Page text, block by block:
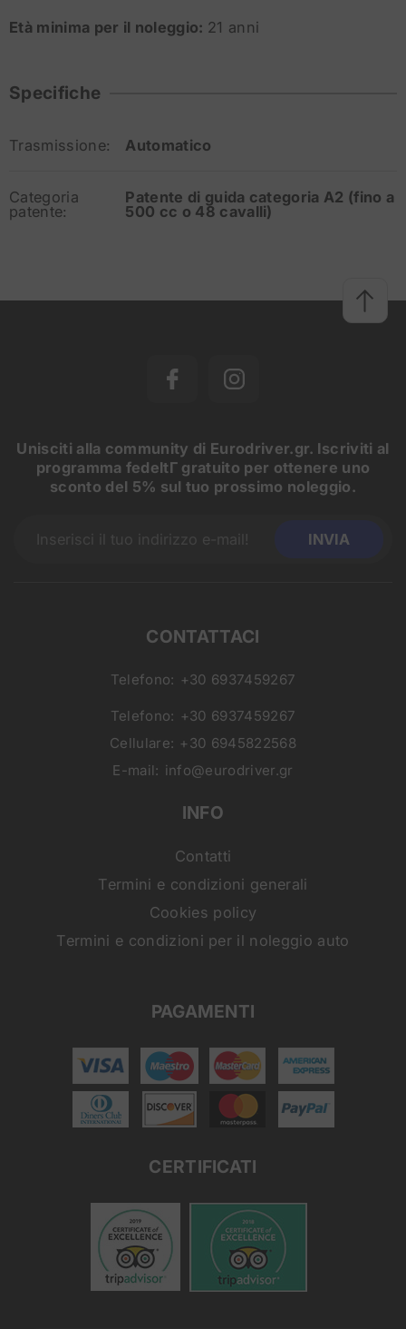
Età minima per il noleggio: 21 anni
Specifiche
Trasmissione: Automatico
Categoria
patente:
Patente di guida categoria A2 (fino a
500 cc o 48 cavalli)
Unisciti alla community di Eurodriver.gr. Iscriviti al
programma fedeltΓ gratuito per ottenere uno
sconto del 5% sul tuo prossimo noleggio.
CONTATTACI
Telefono: +30 6937459267
Telefono: +30 6937459267
Cellulare: +30 6945822568
E-mail: info@eurodriver.gr
INFO
Contatti
Termini e condizioni generali
Cookies policy
Termini e condizioni per il noleggio auto
PAGAMENTI
CERTIFICATI